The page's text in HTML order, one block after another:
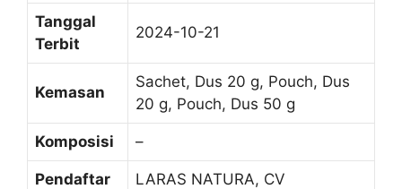
Tanggal
Terbit
2024-10-21
Kemasan
Sachet, Dus 20 g, Pouch, Dus
20 g, Pouch, Dus 50 g
Komposisi –
Pendaftar LARAS NATURA, CV